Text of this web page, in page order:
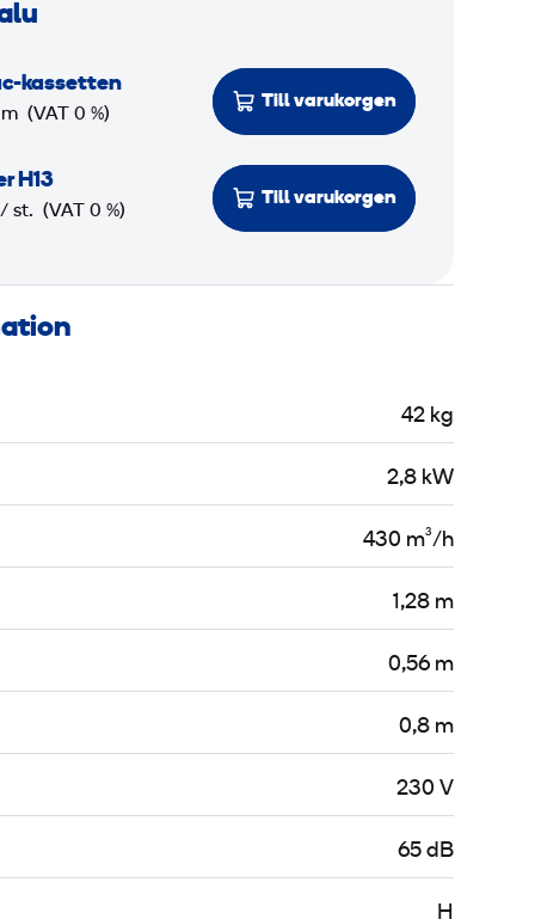
kassetten
(VAT 0 %)
Till varukorgen
H13
/ st. (VAT 0 %)
Till varukorgen
42 kg
2,8 kW
430 m³/h
1,28 m
0,56 m
0,8 m
230 V
65 dB
H